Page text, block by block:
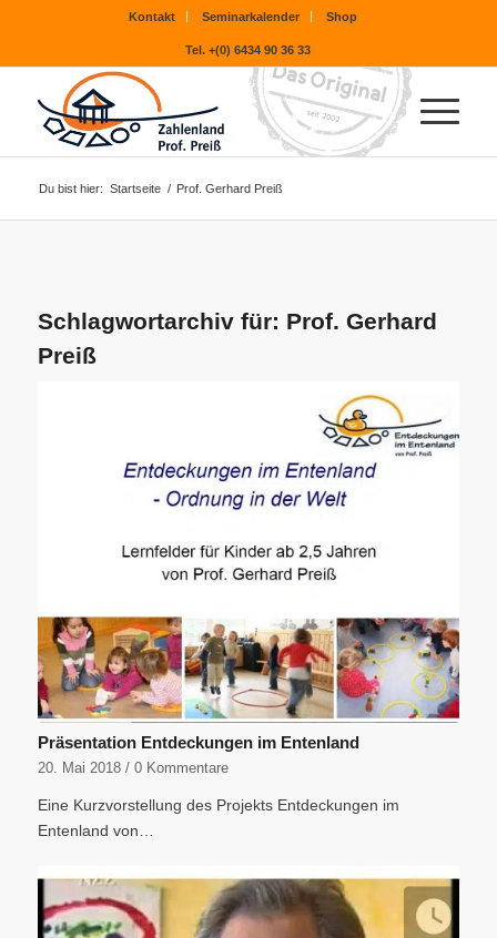
Kontakt Seminarkalender Shop
Tel. +(0) 6434 90 36 33
Du bist hier: Startseite / Prof. Gerhard Preiß
Schlagwortarchiv für: Prof. Gerhard
Preiß
Präsentation Entdeckungen im Entenland
20. Mai 2018 / 0 Kommentare
Eine Kurzvorstellung des Projekts Entdeckungen im
Entenland von…